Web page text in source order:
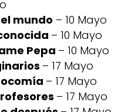
mundo – 10 Mayo
– 10 Mayo
Pepa – 10 Mayo
– 17 Mayo
– 17 Mayo
– 17 Mayo